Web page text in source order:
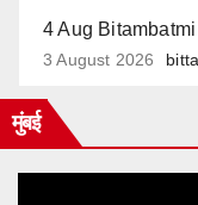
4 Aug
3 August 2026
मुंबई